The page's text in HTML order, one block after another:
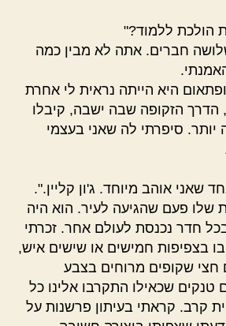
הולכת ללמוד?"
חברים. אתה לא מבין כמה
היא הייתה נראית לי אחרת
הזקופה שבה ישבה, קיבלו
יותר. סיפרתי לה שאני בעצמי
שאני אוהב מיוחד. ג'ון קליין.".
שלו פעם שהגיעה לעיר. הוא היה
חדר נכנסת לעולם אחר. זכרתי
בצפיפות חמישים או שישים איש,
חצי שקופים מרוחים בצבע
שכאילו התקרבו אלינו כל
קרב. קראתי בעיתון פרשנות על